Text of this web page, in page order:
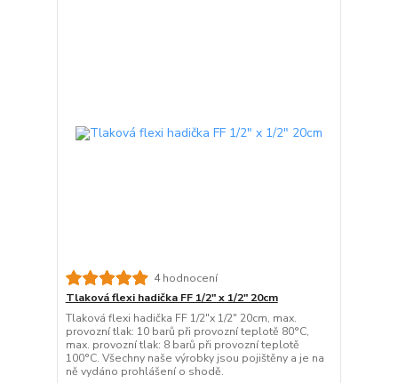
4 hodnocení
Tlaková flexi hadička FF 1/2" x 1/2" 20cm
Tlaková flexi hadička FF 1/2"x 1/2" 20cm, max.
provozní tlak: 10 barů při provozní teplotě 80°C,
max. provozní tlak: 8 barů při provozní teplotě
100°C. Všechny naše výrobky jsou pojištěny a je na
ně vydáno prohlášení o shodě.